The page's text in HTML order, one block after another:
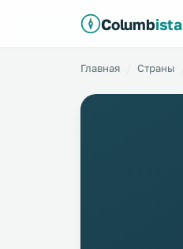
Columbista
Главная Страны